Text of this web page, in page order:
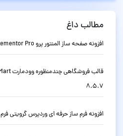
مطالب داغ
افزونه صفحه ساز المنتور پرو Elementor Pro وردپرس نسخه 4.2.1
8.5.7
افزونه فرم ساز حرفه ای وردپرس گرویتی فرم Gravity Forms نسخه 3.0.1